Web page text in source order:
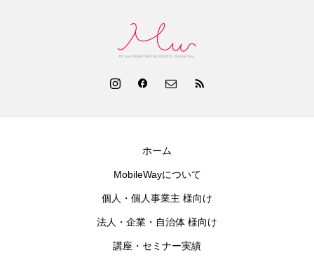
ホーム
MobileWayについて
個人・個人事業主 様向け
法人・企業・自治体 様向け
講座・セミナー実績